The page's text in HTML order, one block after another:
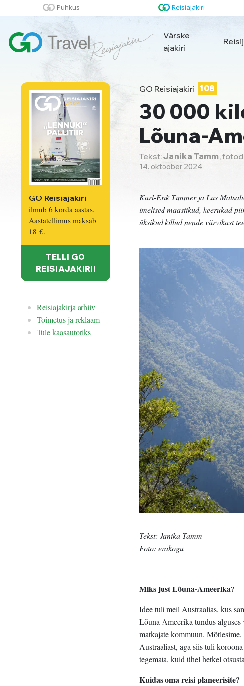
Puhkus Reisiajakiri
Värske
ajakiri
GO Reisiajakiri
ilmub 6 korda aastas.
Aastatellimus maksab
18 €.
TELLI GO
REISIAJAKIRI!
Reisiajakirja arhiiv
Toimetus ja reklaam
Tule kaasautoriks
GO Reisiajakiri 108
30 000
Lõuna-
Tekst: Janika Tamm,
14. oktoober 2024
Karl-Erik Timmer ja Liis
imelised maastikud, keerukad
üksikud killud nende värvikast
Tekst: Janika Tamm
Foto: erakogu
Miks just Lõuna-Ameerika?
Idee tuli meil Austraalias, kus
Lõuna-Ameerika tundus alguses
matkajate kommuun. Mõtlesime,
Austraaliast, aga siis tuli
tegemata, kuid ühel hetkel
Kuidas oma reisi planeerisite?